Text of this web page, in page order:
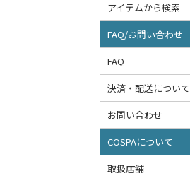
アイテムから検索
FAQ/お問い合わせ
FAQ
決済・配送について
お問い合わせ
COSPAについて
取扱店舗